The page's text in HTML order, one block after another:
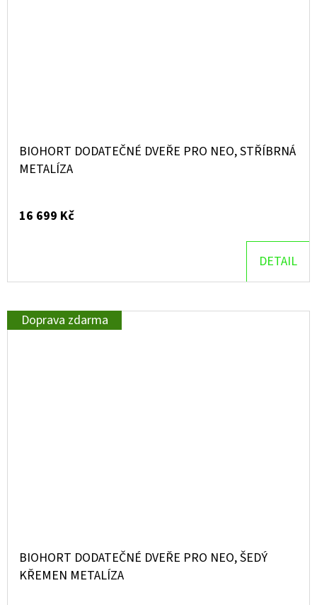
BIOHORT DODATEČNÉ DVEŘE PRO NEO, STŘÍBRNÁ
METALÍZA
16 699 Kč
DETAIL
Doprava zdarma
BIOHORT DODATEČNÉ DVEŘE PRO NEO, ŠEDÝ
KŘEMEN METALÍZA